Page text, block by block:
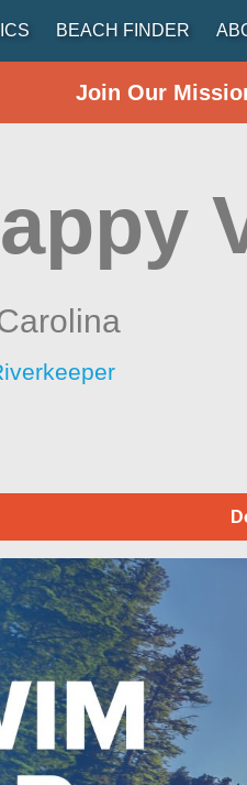
BEACH FINDER
Join Our